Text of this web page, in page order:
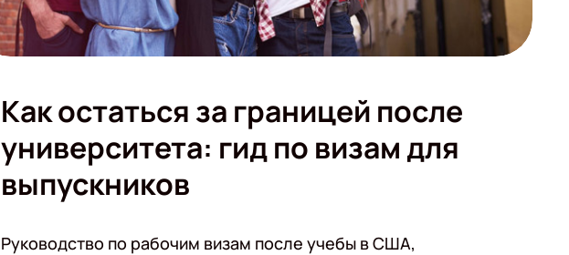
Как остаться за границей после
университета: гид по визам для
выпускников
Руководство по рабочим визам после учебы в США,